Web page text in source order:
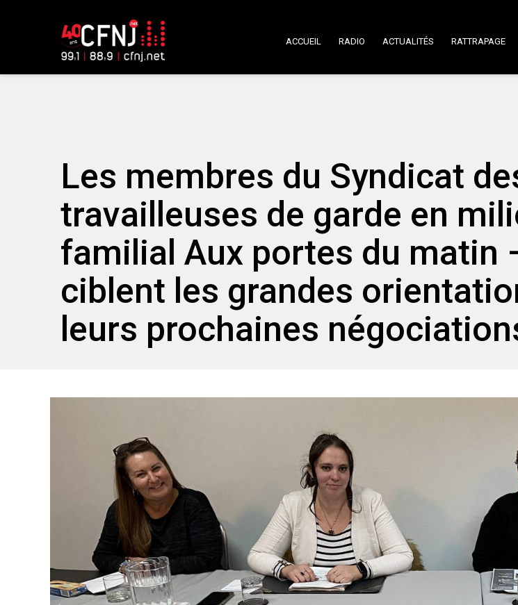
ACCUEIL RADIO ACTUALITÉS RATTRAPAGE
Les membres du Syndicat
travailleuses de garde en
familial Aux portes du matin
ciblent les grandes
leurs prochaines